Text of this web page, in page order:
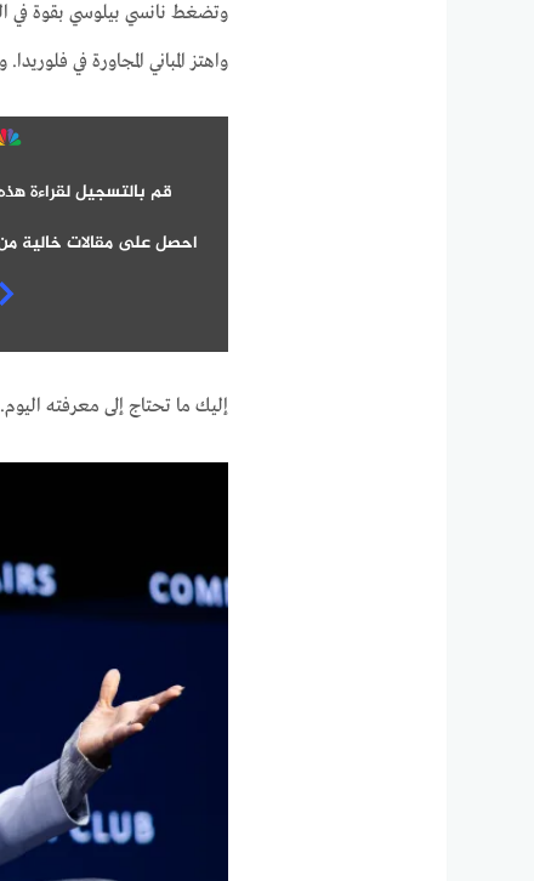
وتضغط نانسي بيلوسي بقوة في
واهتز المباني المجاورة في
قم بالتسجيل لقراءة
احصل على مقالات خالية
إليك ما تحتاج إلى معرفته اليوم.